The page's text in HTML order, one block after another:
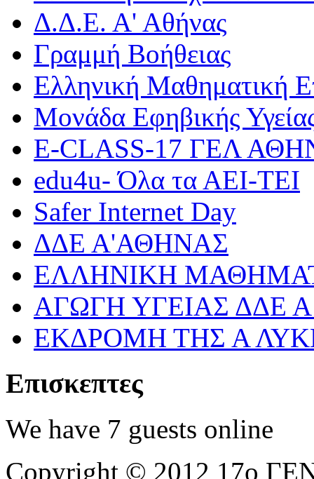
Δ.Δ.Ε. Α' Αθήνας
Γραμμή Βοήθειας
Ελληνική Μαθηματική
Μονάδα Εφηβικής
Ε-CLASS-17 ΓΕΛ
edu4u- Όλα τα ΑΕΙ-ΤΕΙ
Safer Internet Day
ΔΔΕ Α'ΑΘΗΝΑΣ
ΕΛΛΗΝΙΚΗ
ΑΓΩΓΗ ΥΓΕΙΑΣ ΔΔΕ
ΕΚΔΡΟΜΗ ΤΗΣ Α
Επισκεπτες
We have 7 guests online
Copyright © 2012 17ο